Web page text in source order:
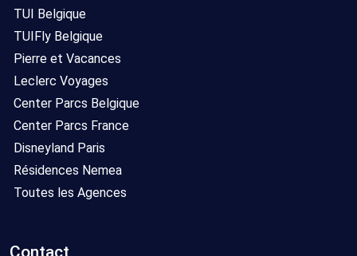
TUI Belgique
TUIFly Belgique
Pierre et Vacances
Leclerc Voyages
Center Parcs Belgique
Center Parcs France
Disneyland Paris
Résidences Nemea
Toutes les Agences
Contact